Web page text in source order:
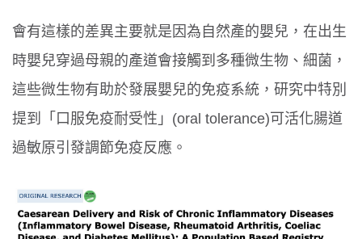
會有這樣的差異主要就是因為自然產的嬰兒，在出生
時嬰兒穿過母親的產道會接觸到多種微生物、細菌，
這些微生物有助於發展嬰兒的免疫系統，研究中特別
提到「口服免疫耐受性」 (oral tolerance)可活化腸道
過敏原引發調節免疫反應。